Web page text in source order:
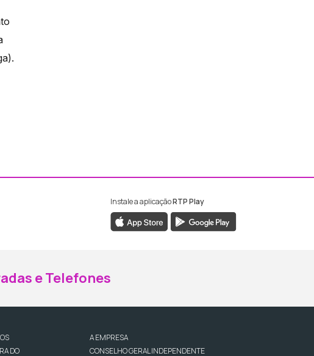
Facebook da RTP Madeira
ao Instagram da RTP Madeira
Instale a aplicaçãoRTP Play
e Telefones
DO
A EMPRESA
CONSELHO GERAL INDEPENDENTE